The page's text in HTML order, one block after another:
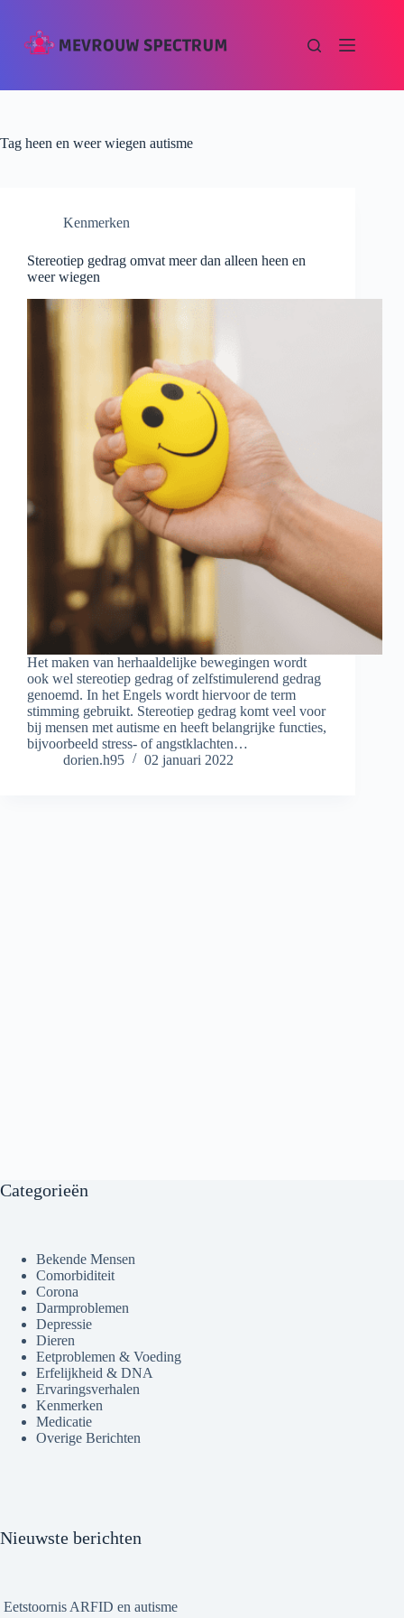
Tag heen en weer wiegen autisme
Kenmerken
Stereotiep gedrag omvat meer dan alleen heen en
weer wiegen
Het maken van herhaaldelijke bewegingen wordt
ook wel stereotiep gedrag of zelfstimulerend gedrag
genoemd. In het Engels wordt hiervoor de term
stimming gebruikt. Stereotiep gedrag komt veel voor
bij mensen met autisme en heeft belangrijke functies,
bijvoorbeeld stress- of angstklachten…
dorien.h95
02 januari 2022
Categorieën
Bekende Mensen
Comorbiditeit
Corona
Darmproblemen
Depressie
Dieren
Eetproblemen & Voeding
Erfelijkheid & DNA
Ervaringsverhalen
Kenmerken
Medicatie
Overige Berichten
Nieuwste berichten
Eetstoornis ARFID en autisme